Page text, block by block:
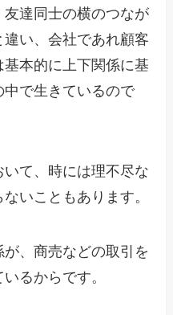
達同士の横のつなが
い、会社であれ顧客
本的に上下関係に基
で生きているので
て、時には理不尽な
いこともあります。
、商売などの取引を
るからです。